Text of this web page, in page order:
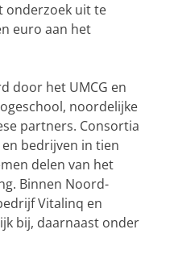
onderzoek uit te
euro aan het
door het UMCG en
noordelijke
partners. Consortia
bedrijven in tien
delen van het
Binnen Noord-
Vitalinq en
bij, daarnaast onder